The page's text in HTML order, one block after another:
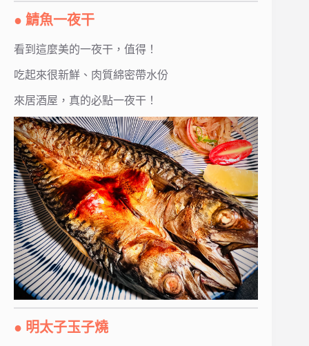
● 鯖魚一夜干
看到這麼美的一夜干，值得！
吃起來很新鮮、肉質綿密帶水份
來居酒屋，真的必點一夜干！
● 明太子玉子燒